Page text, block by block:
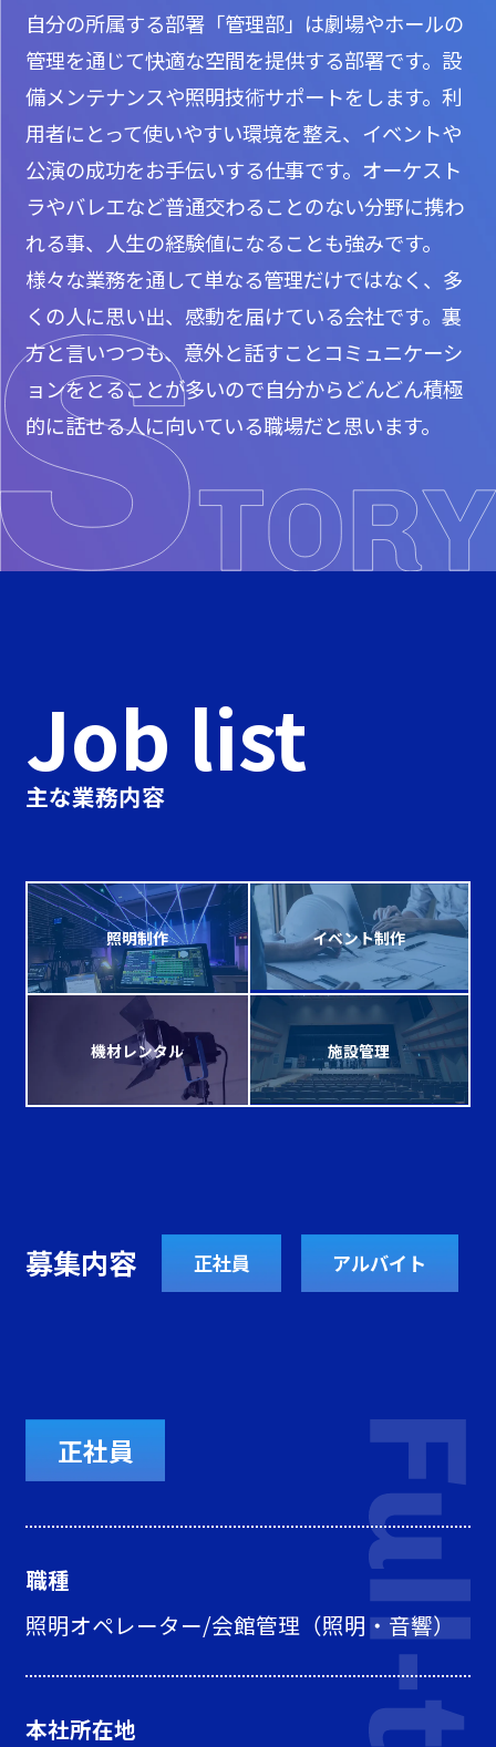
自分の所属する部署「管理部」は劇場やホールの
管理を通じて快適な空間を提供する部署です。設
備メンテナンスや照明技術サポートをします。利
用者にとって使いやすい環境を整え、イベントや
公演の成功をお手伝いする仕事です。オーケスト
ラやバレエなど普通交わることのない分野に携わ
れる事、人生の経験値になることも強みです。
様々な業務を通して単なる管理だけではなく、多
くの人に思い出、感動を届けている会社です。裏
方と言いつつも、意外と話すことコミュニケーシ
ョンをとることが多いので自分からどんどん積極
的に話せる人に向いている職場だと思います。
Job list
主な業務内容
照明制作 イベント制作
機材レンタル 施設管理
募集内容 正社員 アルバイト
正社員
職種
照明オペレーター/会館管理（照明・音響）
本社所在地